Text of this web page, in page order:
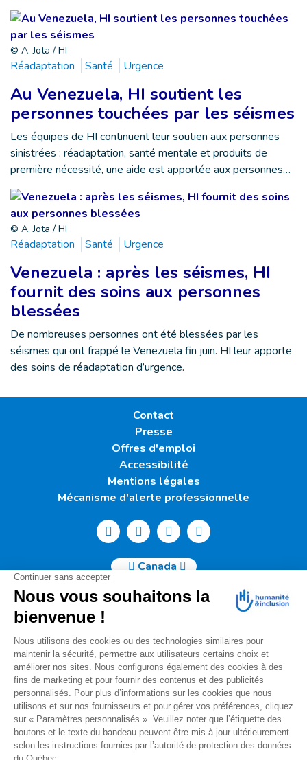
© A. Jota / HI
Réadaptation Santé Urgence
Au Venezuela, HI soutient les
personnes touchées par les séismes
Les équipes de HI continuent leur soutien aux personnes
sinistrées : réadaptation, santé mentale et produits de
première nécessité, une aide est apportée aux personnes…
© A. Jota / HI
Réadaptation Santé Urgence
Venezuela : après les séismes, HI
fournit des soins aux personnes
blessées
De nombreuses personnes ont été blessées par les
séismes qui ont frappé le Venezuela fin juin. HI leur apporte
des soins de réadaptation d’urgence.
Contact
Presse
Offres d'emploi
Accessibilité
Mentions légales
Mécanisme d'alerte professionnelle
Canada
Humanité & Inclusion Canada | 50, Sainte-Catherine Ouest -
Suite 500b | H2X 3V4 Montréal
info@canada.hi.org
Tél. : (514) 908-2813
No de charité : 88914 7401 RR0001